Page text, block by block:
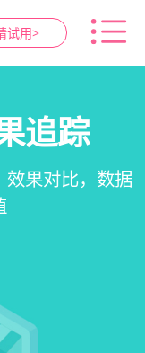
试用>
客
、客户关怀，提
理
房间/床位状态
用率
追踪
效果对比，数据
系统
会员、财务、营